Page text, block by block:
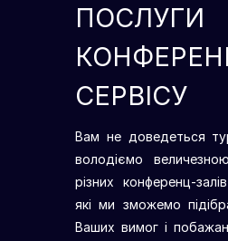
ПОСЛУГИ
СЕРВІСУ
Вам не доведеться
володіємо
різних конференц-
які ми зможемо
Ваших вимог і